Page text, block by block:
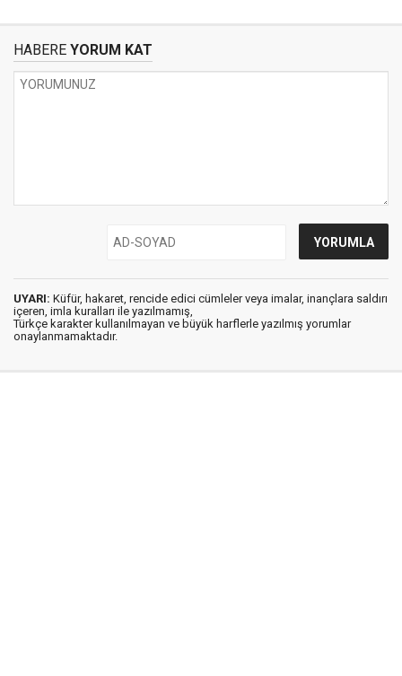
HABERE YORUM KAT
UYARI: Küfür, hakaret, rencide edici cümleler veya imalar, inançlara saldırı
içeren, imla kuralları ile yazılmamış,
Türkçe karakter kullanılmayan ve büyük harflerle yazılmış yorumlar
onaylanmamaktadır.